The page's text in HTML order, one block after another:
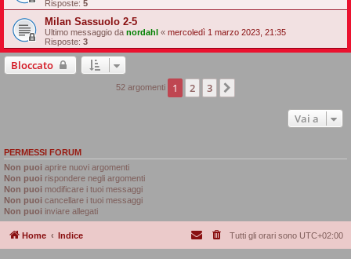
Risposte: 5
Milan Sassuolo 2-5
Ultimo messaggio da nordahl « mercoledì 1 marzo 2023, 21:35
Risposte: 3
Bloccato
52 argomenti 1 2 3
Vai a
PERMESSI FORUM
Non puoi aprire nuovi argomenti
Non puoi rispondere negli argomenti
Non puoi modificare i tuoi messaggi
Non puoi cancellare i tuoi messaggi
Non puoi inviare allegati
Home Indice Tutti gli orari sono UTC+02:00